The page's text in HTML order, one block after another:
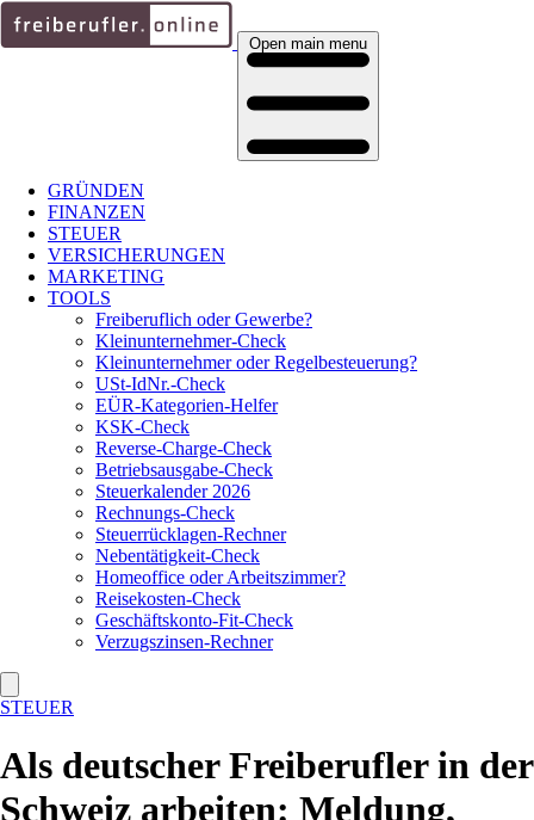
Open main menu
GRÜNDEN
FINANZEN
STEUER
VERSICHERUNGEN
MARKETING
TOOLS
Freiberuflich oder Gewerbe?
Kleinunternehmer-Check
Kleinunternehmer oder Regelbesteuerung?
USt-IdNr.-Check
EÜR-Kategorien-Helfer
KSK-Check
Reverse-Charge-Check
Betriebsausgabe-Check
Steuerkalender 2026
Rechnungs-Check
Steuerrücklagen-Rechner
Nebentätigkeit-Check
Homeoffice oder Arbeitszimmer?
Reisekosten-Check
Geschäftskonto-Fit-Check
Verzugszinsen-Rechner
STEUER
Als deutscher Freiberufler in der
Schweiz arbeiten: Meldung,